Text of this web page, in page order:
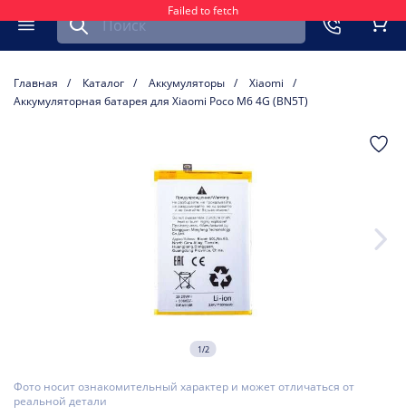
Failed to fetch
Меню
Найти запчасть для мобильного устройства
Главная Каталог Аккумуляторы
Xiaomi
Аккумуляторная батарея для Xiaomi Poco M6 4G (BN5T)
1/2
Фото носит ознакомительный характер и может отличаться от
реальной детали